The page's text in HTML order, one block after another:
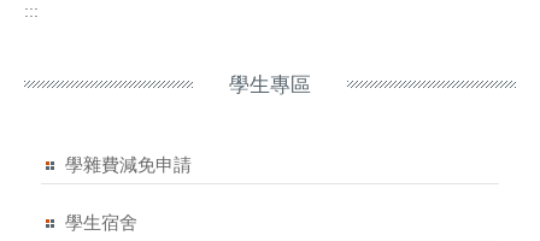
:::
學生專區
學雜費減免申請
學生宿舍